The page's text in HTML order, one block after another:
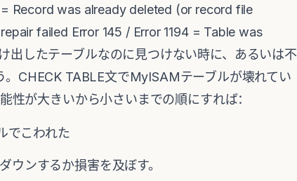
Record was already deleted (or record file
failed Error 145 / Error 1194 = Table was
したテーブルなのに見つけない時に、あるいは不
CHECK TABLE文でMyISAMテーブルが壊れてい
が大きいから小さいまでの順にすれば：
でこわれた
ンするか損害を及ぼす。